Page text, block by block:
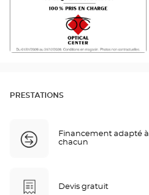
PRESTATIONS
Financement adapté à
chacun
Devis gratuit